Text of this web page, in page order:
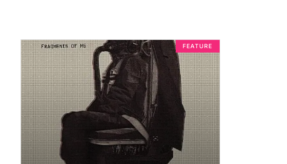
FEATURE